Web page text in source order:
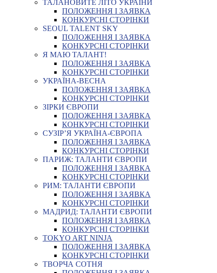
ТАЛАНОВИТЕ ЛІТО УКРАЇНИ
ПОЛОЖЕННЯ І ЗАЯВКА
КОНКУРСНІ СТОРІНКИ
SEOUL TALENT SKY
ПОЛОЖЕННЯ І ЗАЯВКА
КОНКУРСНІ СТОРІНКИ
Я МАЮ ТАЛАНТ!
ПОЛОЖЕННЯ І ЗАЯВКА
КОНКУРСНІ СТОРІНКИ
УКРАЇНА-ВЕСНА
ПОЛОЖЕННЯ І ЗАЯВКА
КОНКУРСНІ СТОРІНКИ
ЗІРКИ ЄВРОПИ
ПОЛОЖЕННЯ І ЗАЯВКА
КОНКУРСНІ СТОРІНКИ
СУЗІР’Я УКРАЇНА-ЄВРОПА
ПОЛОЖЕННЯ І ЗАЯВКА
КОНКУРСНІ СТОРІНКИ
ПАРИЖ: ТАЛАНТИ ЄВРОПИ
ПОЛОЖЕННЯ І ЗАЯВКА
КОНКУРСНІ СТОРІНКИ
РИМ: ТАЛАНТИ ЄВРОПИ
ПОЛОЖЕННЯ І ЗАЯВКА
КОНКУРСНІ СТОРІНКИ
МАДРИД: ТАЛАНТИ ЄВРОПИ
ПОЛОЖЕННЯ І ЗАЯВКА
КОНКУРСНІ СТОРІНКИ
TOKYO ART NINJA
ПОЛОЖЕННЯ І ЗАЯВКА
КОНКУРСНІ СТОРІНКИ
ТВОРЧА СОТНЯ